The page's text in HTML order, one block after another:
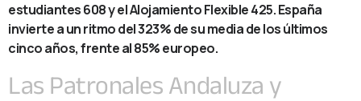
estudiantes 608 y el Alojamiento Flexible 425. España
invierte a un ritmo del 323% de su media de los últimos
cinco años, frente al 85% europeo.
Las Patronales Andaluza y